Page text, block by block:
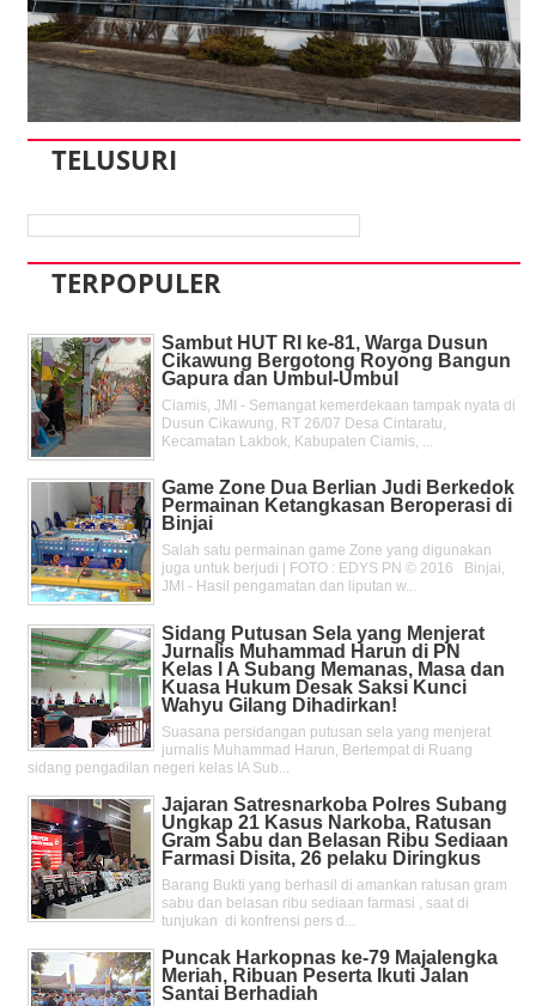
TELUSURI
TERPOPULER
Sambut HUT RI ke-81, Warga Dusun
Cikawung Bergotong Royong Bangun
Gapura dan Umbul-Umbul
Ciamis, JMI - Semangat kemerdekaan tampak nyata di
Dusun Cikawung, RT 26/07 Desa Cintaratu,
Kecamatan Lakbok, Kabupaten Ciamis, ...
Game Zone Dua Berlian Judi Berkedok
Permainan Ketangkasan Beroperasi di
Binjai
Salah satu permainan game Zone yang digunakan
juga untuk berjudi | FOTO : EDYS PN © 2016 Binjai,
JMI - Hasil pengamatan dan liputan w...
Sidang Putusan Sela yang Menjerat
Jurnalis Muhammad Harun di PN
Kelas l A Subang Memanas, Masa dan
Kuasa Hukum Desak Saksi Kunci
Wahyu Gilang Dihadirkan!
Suasana persidangan putusan sela yang menjerat
jurnalis Muhammad Harun, Bertempat di Ruang
sidang pengadilan negeri kelas IA Sub...
Jajaran Satresnarkoba Polres Subang
Ungkap 21 Kasus Narkoba, Ratusan
Gram Sabu dan Belasan Ribu Sediaan
Farmasi Disita, 26 pelaku Diringkus
Barang Bukti yang berhasil di amankan ratusan gram
sabu dan belasan ribu sediaan farmasi , saat di
tunjukan di konfrensi pers d...
Puncak Harkopnas ke-79 Majalengka
Meriah, Ribuan Peserta Ikuti Jalan
Santai Berhadiah